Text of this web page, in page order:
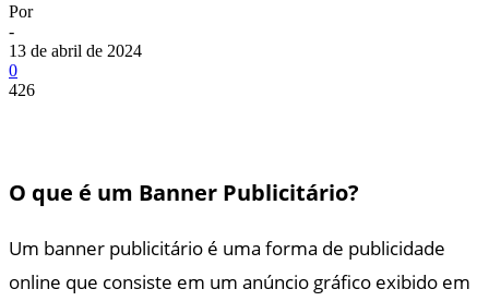
Por
-
13 de abril de 2024
0
426
O que é um Banner Publicitário?
Um banner publicitário é uma forma de publicidade
online que consiste em um anúncio gráfico exibido em